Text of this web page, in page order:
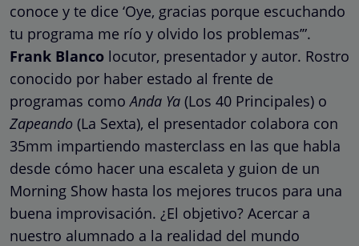
conoce y te dice ‘Oye, gracias porque escuchando
tu programa me río y olvido los problemas’”.
Frank Blanco locutor, presentador y autor. Rostro
conocido por haber estado al frente de
programas comoAnda Ya (Los 40 Principales) o
Zapeando (La Sexta), el presentador colabora con
35mm impartiendo masterclass en las que habla
desde cómo hacer una escaleta y guion de un
Morning Show hasta los mejores trucos para una
buena improvisación. ¿El objetivo? Acercar a
nuestro alumnado a la realidad del mundo